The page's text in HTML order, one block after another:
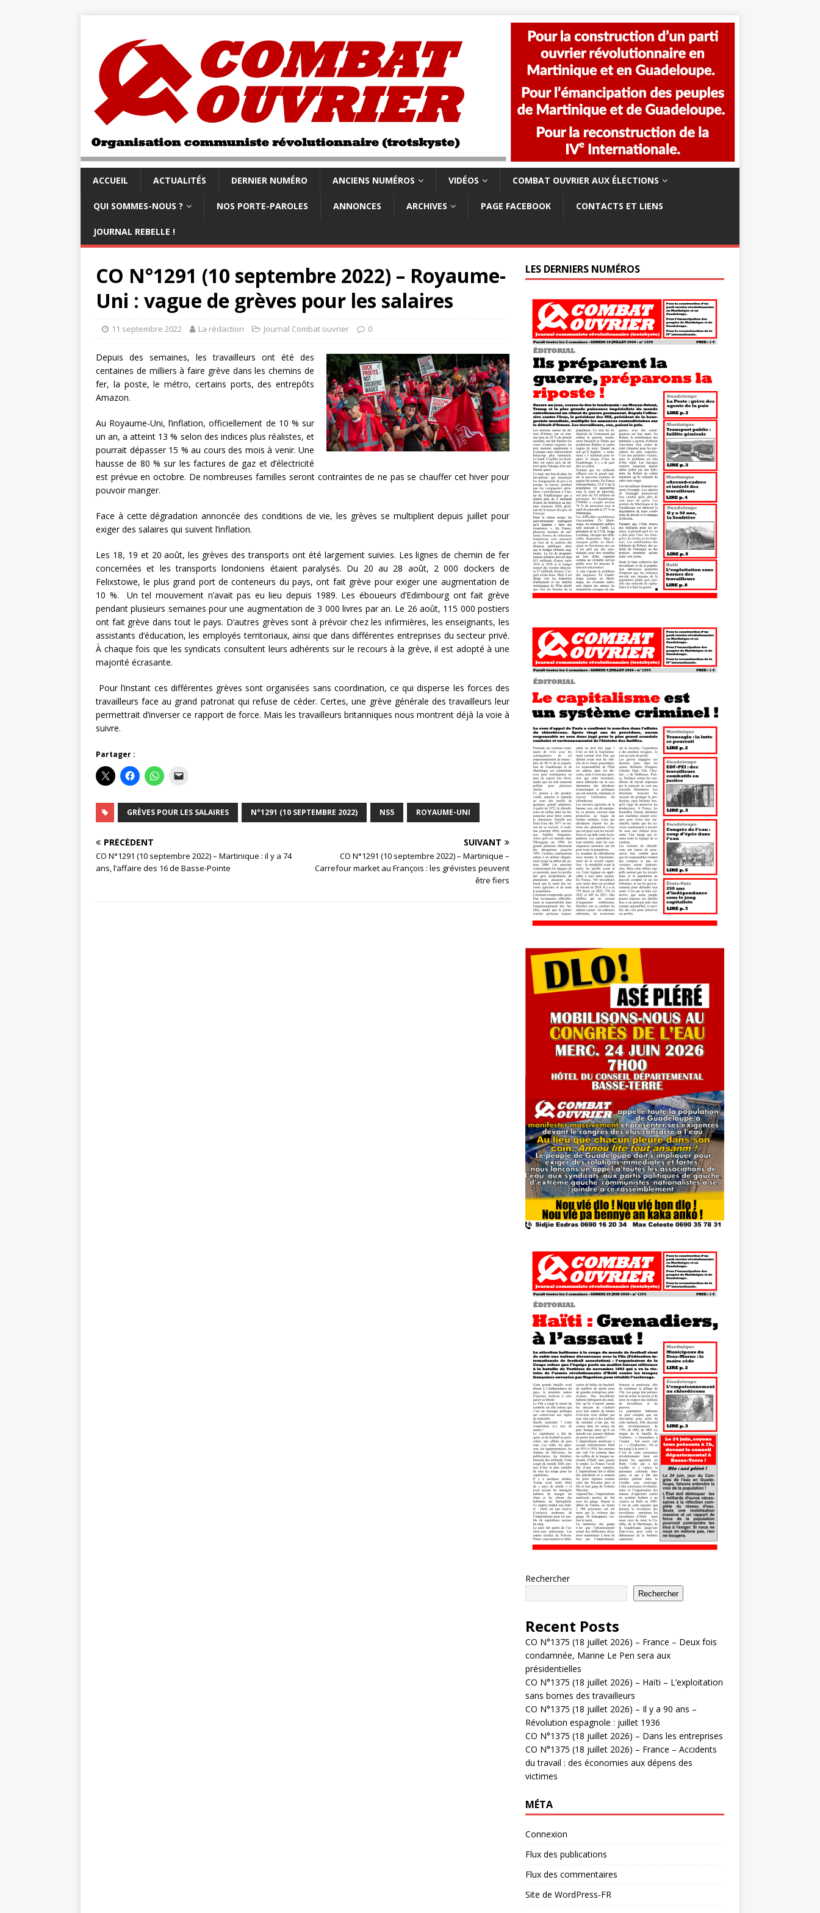
ACCUEIL ACTUALITÉS DERNIER NUMÉRO ANCIENS NUMÉROS VIDÉOS COMBAT OUVRIER AUX ÉLECTIONS
QUI SOMMES-NOUS ? NOS PORTE-PAROLES ANNONCES ARCHIVES PAGE FACEBOOK CONTACTS ET LIENS
JOURNAL REBELLE !
CO N°1291 (10 septembre 2022) – Royaume-
Uni : vague de grèves pour les salaires
11 septembre 2022 La rédaction Journal Combat ouvrier 0
Depuis des semaines, les travailleurs ont été des
centaines de milliers à faire grève dans les chemins de
fer, la poste, le métro, certains ports, des entrepôts
Amazon.
Au Royaume-Uni, l’inflation, officiellement de 10 % sur
un an, a atteint 13 % selon des indices plus réalistes, et
pourrait dépasser 15 % au cours des mois à venir. Une
hausse de 80 % sur les factures de gaz et d’électricité
est prévue en octobre. De nombreuses familles seront contraintes de ne pas se chauffer cet hiver pour
pouvoir manger.
Face à cette dégradation annoncée des conditions de vie, les grèves se multiplient depuis juillet pour
exiger des salaires qui suivent l’inflation.
Les 18, 19 et 20 août, les grèves des transports ont été largement suivies. Les lignes de chemin de fer
concernées et les transports londoniens étaient paralysés. Du 20 au 28 août, 2 000 dockers de
Felixstowe, le plus grand port de conteneurs du pays, ont fait grève pour exiger une augmentation de
10 %. Un tel mouvement n’avait pas eu lieu depuis 1989. Les éboueurs d’Edimbourg ont fait grève
pendant plusieurs semaines pour une augmentation de 3 000 livres par an. Le 26 août, 115 000 postiers
ont fait grève dans tout le pays. D’autres grèves sont à prévoir chez les infirmières, les enseignants, les
assistants d’éducation, les employés territoriaux, ainsi que dans différentes entreprises du secteur privé.
À chaque fois que les syndicats consultent leurs adhérents sur le recours à la grève, il est adopté à une
majorité écrasante.
Pour l’instant ces différentes grèves sont organisées sans coordination, ce qui disperse les forces des
travailleurs face au grand patronat qui refuse de céder. Certes, une grève générale des travailleurs leur
permettrait d’inverser ce rapport de force. Mais les travailleurs britanniques nous montrent déjà la voie à
suivre.
Partager :
GRÈVES POUR LES SALAIRES N°1291 (10 SEPTEMBRE 2022) NS5 ROYAUME-UNI
PRÉCÉDENT
CO N°1291 (10 septembre 2022) – Martinique : il y a 74
ans, l’affaire des 16 de Basse-Pointe
SUIVANT
CO N°1291 (10 septembre 2022) – Martinique –
Carrefour market au François : les grévistes peuvent
être fiers
LES DERNIERS NUMÉROS
Rechercher
Rechercher
Recent Posts
CO N°1375 (18 juillet 2026) – France – Deux fois
condamnée, Marine Le Pen sera aux
présidentielles
CO N°1375 (18 juillet 2026) – Haïti – L’exploitation
sans bornes des travailleurs
CO N°1375 (18 juillet 2026) – Il y a 90 ans –
Révolution espagnole : juillet 1936
CO N°1375 (18 juillet 2026) – Dans les entreprises
CO N°1375 (18 juillet 2026) – France – Accidents
du travail : des économies aux dépens des
victimes
MÉTA
Connexion
Flux des publications
Flux des commentaires
Site de WordPress-FR